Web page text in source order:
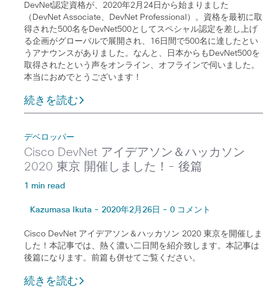
DevNet認定資格が、2020年2月24日から始まりました
（DevNet Associate、DevNet Professional）。資格を最初に取
得された500名をDevNet500としてスペシャル認定を差し上げ
る企画がグローバルで展開され、16日間で500名に達したとい
うアナウンスがありました。なんと、日本からもDevNet500を
取得されたという声をオンライン、オフラインで伺いました。
本当におめでとうございます！
続きを読む
デベロッパー
Cisco DevNet アイデアソン＆ハッカソン
2020 東京 開催しました！- 後篇
1 min read
Kazumasa Ikuta - 2020年2月26日 - 0 コメント
Cisco DevNet アイデアソン＆ハッカソン 2020 東京を開催しま
した！本記事では、熱く濃い二日間を紹介致します。本記事は
後篇になります。前篇も併せてご覧ください。
続きを読む